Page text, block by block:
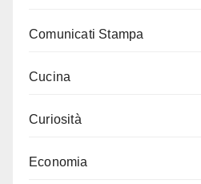
Comunicati Stampa
Cucina
Curiosità
Economia